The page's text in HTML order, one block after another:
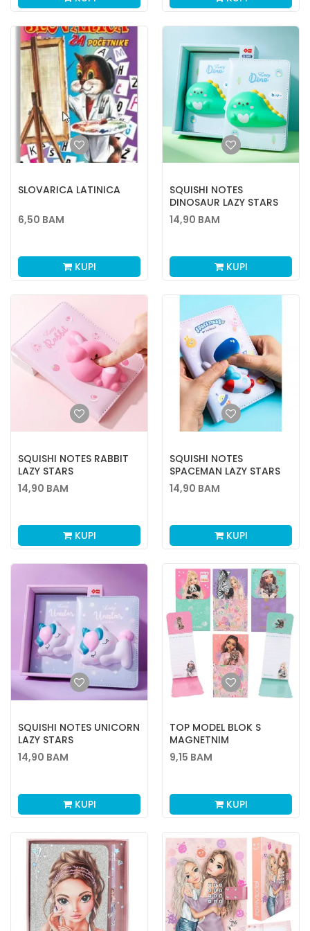
SLOVARICA LATINICA
6,50 BAM
KUPI
SQUISHI NOTES
DINOSAUR LAZY STARS
14,90 BAM
KUPI
SQUISHI NOTES RABBIT
LAZY STARS
14,90 BAM
KUPI
SQUISHI NOTES
SPACEMAN LAZY STARS
14,90 BAM
KUPI
SQUISHI NOTES UNICORN
LAZY STARS
14,90 BAM
KUPI
TOP MODEL BLOK S
MAGNETNIM
ZATVARAČEM WILD 24/1
9,15 BAM
KUPI